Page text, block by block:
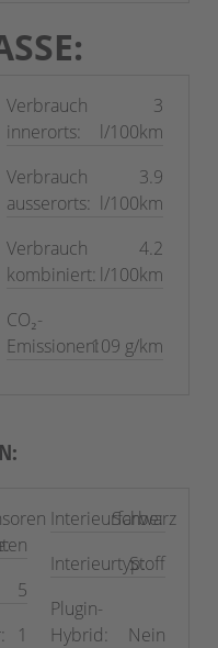
Verbrauch
innerorts:
3
l/100km
Verbrauch
ausserorts:
3.9
l/100km
Verbrauch
kombiniert:
4.2
l/100km
CO₂-
Emissionen:109 g/km
5
1
Interieurfarbe:
Schwarz
Interieurtyp:Stoff
Plugin-
Hybrid:
Nein